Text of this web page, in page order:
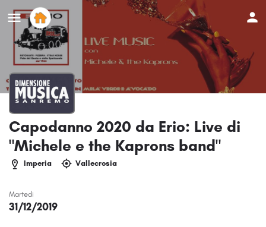
Capodanno 2020 da Erio: Live di
"Michele e the Kaprons band"
Imperia Vallecrosia
Martedi
31/12/2019